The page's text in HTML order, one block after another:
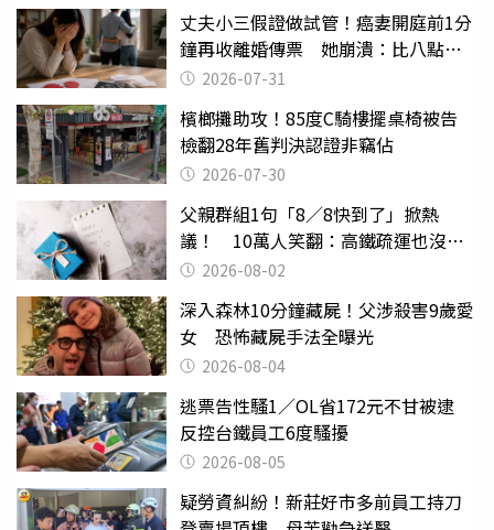
丈夫小三假證做試管！癌妻開庭前1分
鐘再收離婚傳票 她崩潰：比八點檔
還扯2026-07-31
檳榔攤助攻！85度C騎樓擺桌椅被告
檢翻28年舊判決認證非竊佔
2026-07-30
父親群組1句「8／8快到了」掀熱
議！ 10萬人笑翻：高鐵疏運也沒列
父親節
2026-08-02
深入森林10分鐘藏屍！父涉殺害9歲愛
女 恐怖藏屍手法全曝光
2026-08-04
逃票告性騷1／OL省172元不甘被逮
反控台鐵員工6度騷擾
2026-08-05
疑勞資糾紛！新莊好市多前員工持刀